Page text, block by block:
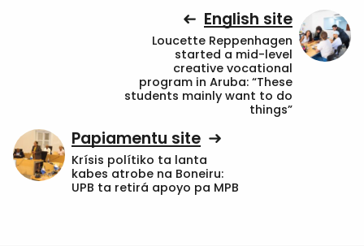
English site
Loucette Reppenhagen
started a mid-level
creative vocational
program in Aruba: “These
students mainly want to do
things”
Papiamentu site
Krísis polítiko ta lanta
kabes atrobe na Boneiru:
UPB ta retirá apoyo pa MPB